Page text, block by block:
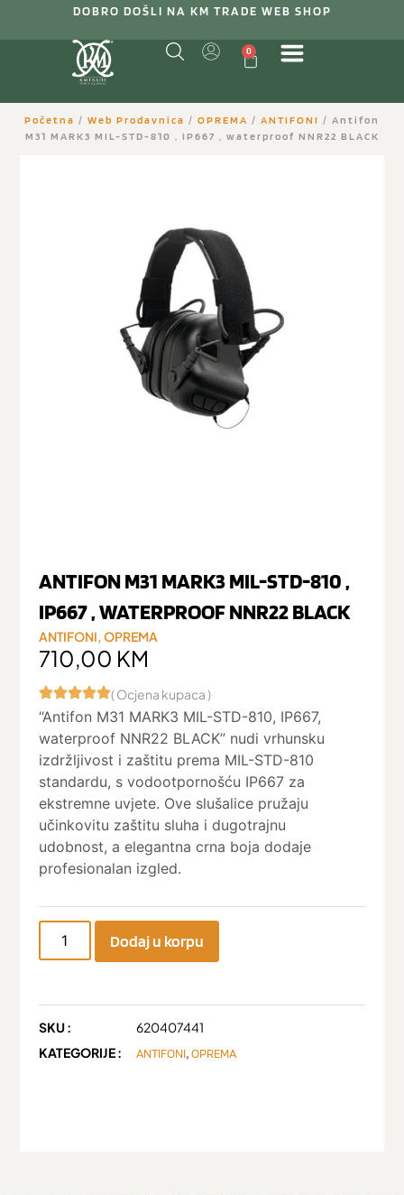
DOBRO DOŠLI NA KM TRADE WEB SHOP
0
Početna / Web Prodavnica / OPREMA / ANTIFONI / Antifon
M31 MARK3 MIL-STD-810 , IP667 , waterproof NNR22 BLACK
ANTIFON M31 MARK3 MIL-STD-810 ,
IP667 , WATERPROOF NNR22 BLACK
ANTIFONI,OPREMA
710,00 KM
( Ocjena kupaca )
“Antifon M31 MARK3 MIL-STD-810, IP667,
waterproof NNR22 BLACK” nudi vrhunsku
izdržljivost i zaštitu prema MIL-STD-810
standardu, s vodootpornošću IP667 za
ekstremne uvjete. Ove slušalice pružaju
učinkovitu zaštitu sluha i dugotrajnu
udobnost, a elegantna crna boja dodaje
profesionalan izgled.
Dodaj u korpu
SKU :
620407441
KATEGORIJE :
ANTIFONI,OPREMA